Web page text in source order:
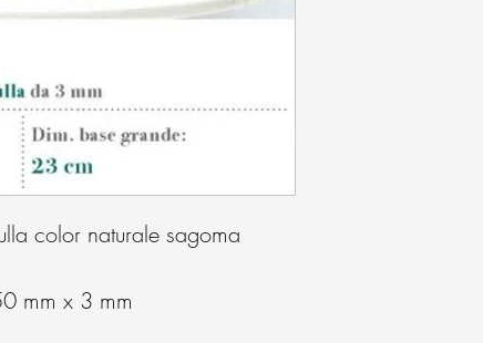
color naturale sagoma
mm x 3 mm